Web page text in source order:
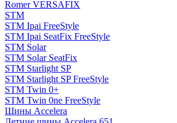
Romer VERSAFIX
STM
STM Ipai FreeStyle
STM Ipai SeatFix FreeStyle
STM Solar
STM Solar SeatFix
STM Starlight SP
STM Starlight SP FreeStyle
STM Twin 0+
STM Twin 0ne FreeStyle
Шины Accelera